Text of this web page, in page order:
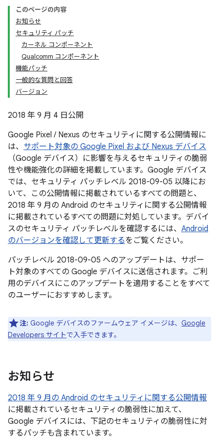
このページの内容
お知らせ
セキュリティ パッチ
カーネル コンポーネント
Qualcomm コンポーネント
機能パッチ
一般的な質問と回答
バージョン
2018 年 9 月 4 日公開
Google Pixel / Nexus のセキュリティに関する公開情報に
は、 サポート対象の Google Pixel および Nexus デバイス
（Google デバイス）に影響を与えるセキュリティの脆弱
性や機能強化の詳細を掲載しています。Google デバイス
では、セキュリティ パッチレベル 2018-09-05 以降にお
いて、この公開情報に掲載されているすべての問題と、
2018 年 9 月の Android のセキュリティに関する公開情報
に掲載されているすべての問題に対処しています。デバイ
スのセキュリティ パッチレベルを確認するには、 Android
のバージョンを確認して更新するをご覧ください。
パッチレベル 2018-09-05 へのアップデートは、サポー
ト対象のすべての Google デバイスに送信されます。ご利
用のデバイスにこのアップデートを適用することをすべて
のユーザーにおすすめします。
注: Google デバイスのファームウェア イメージは、 Google
Developers サイトで入手できます。
お知らせ
2018 年 9 月の Android のセキュリティに関する公開情報
に掲載されているセキュリティの脆弱性に加えて、
Google デバイスには、下記のセキュリティの脆弱性に対
するパッチも含まれています。